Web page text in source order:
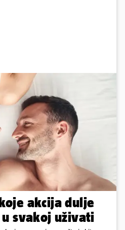
akcija dulje
svakoj uživati